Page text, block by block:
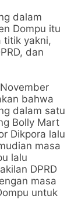
dalam
Dompu itu
titik yakni,
dan
bahwa
dalam satu
Bolly Mart
Dikpora lalu
masa
lalu
DPRD
masa
untuk